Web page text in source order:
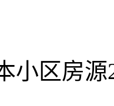
小区房